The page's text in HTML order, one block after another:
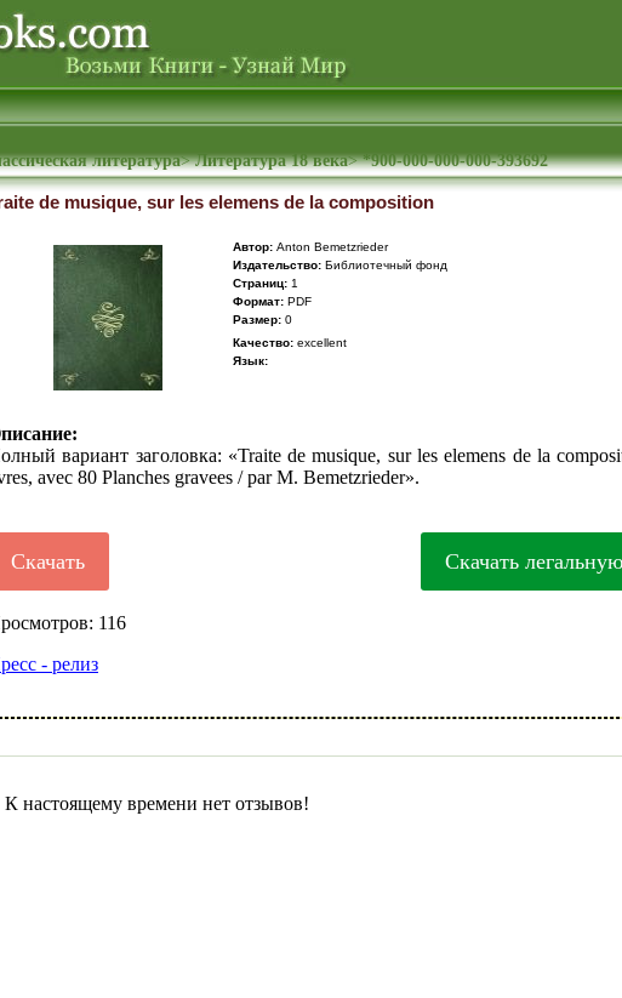
литература>Литература 18 века>*900-000-000-000-393692
de musique, sur les elemens de la composition
Автор: Anton Bemetzrieder
Издательство: Библиотечный фонд
Cтраниц: 1
Формат: PDF
Размер: 0
Качество: excellent
Язык:
вариант заголовка: «Traite de musique, sur les elemens de la
avec 80 Planches gravees / par M. Bemetzrieder».
Скачать Скачать
116
- релиз
К настоящему времени нет отзывов!